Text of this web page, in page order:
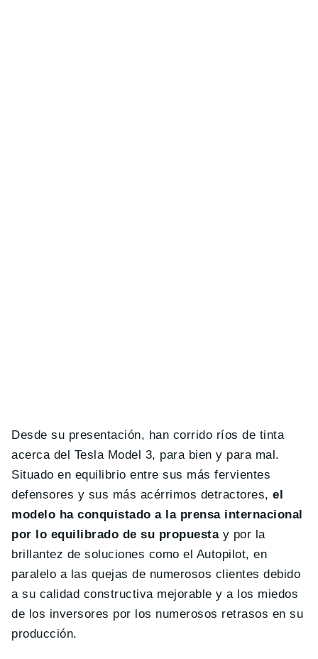
Desde su presentación, han corrido ríos de tinta
acerca del Tesla Model 3, para bien y para mal.
Situado en equilibrio entre sus más fervientes
defensores y sus más acérrimos detractores,el
modelo ha conquistado a la prensa internacional
por lo equilibrado de su propuestay por la
brillantez de soluciones como el Autopilot, en
paralelo a las quejas de numerosos clientes debido
a su calidad constructiva mejorable y a los miedos
de los inversores por los numerosos retrasos en su
producción.